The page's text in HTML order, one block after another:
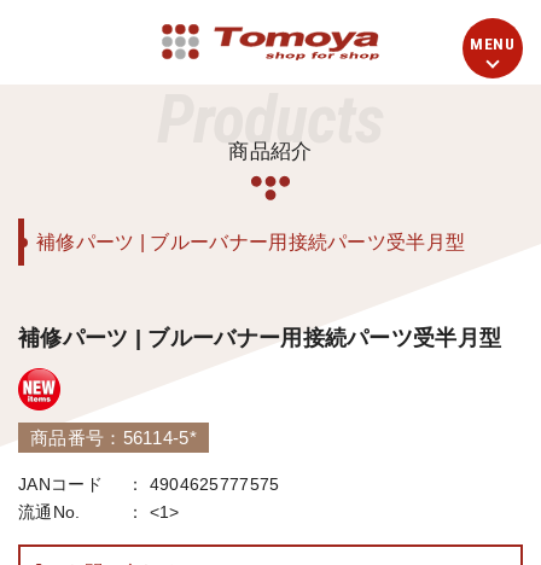
Products
商品紹介
補修パーツ | ブルーバナー用接続パーツ受半月型
補修パーツ | ブルーバナー用接続パーツ受半月型
商品番号：56114-5*
JANコード
4904625777575
流通No.
<1>